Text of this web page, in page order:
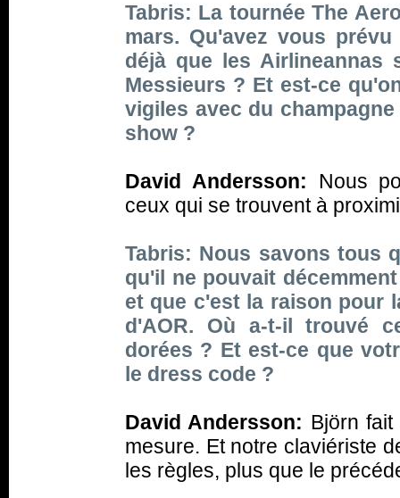
Tabris: La tournée The
mars. Qu'avez vous
déjà que les Airlineannas
Messieurs ? Et est-ce
vigiles avec du
show ?
David Andersson: Nous
ceux qui se trouvent à
Tabris: Nous savons tous
qu'il ne pouvait
et que c'est la raison pour
d'AOR. Où a-t-il trouvé
dorées ? Et est-ce que
le dress code ?
David Andersson: Björn
mesure. Et notre claviériste
les règles, plus que le